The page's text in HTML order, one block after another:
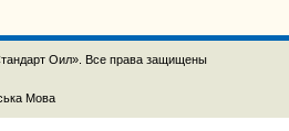
Оил». Все права защищены
Мова